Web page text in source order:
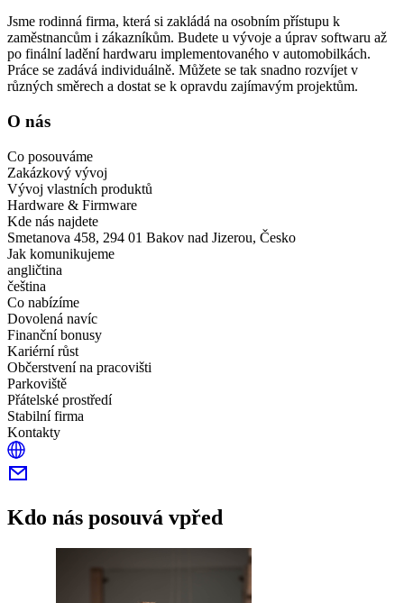
Jsme rodinná firma, která si zakládá na osobním přístupu k
zaměstnancům i zákazníkům. Budete u vývoje a úprav softwaru až
po finální ladění hardwaru implementovaného v automobilkách.
Práce se zadává individuálně. Můžete se tak snadno rozvíjet v
různých směrech a dostat se k opravdu zajímavým projektům.
O nás
Co posouváme
Zakázkový vývoj
Vývoj vlastních produktů
Hardware & Firmware
Kde nás najdete
Smetanova 458, 294 01 Bakov nad Jizerou, Česko
Jak komunikujeme
angličtina
čeština
Co nabízíme
Dovolená navíc
Finanční bonusy
Kariérní růst
Občerstvení na pracovišti
Parkoviště
Přátelské prostředí
Stabilní firma
Kontakty
Kdo nás posouvá vpřed